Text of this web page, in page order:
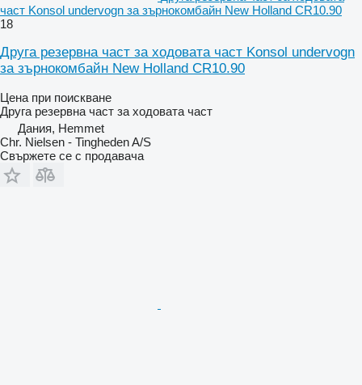
част Konsol undervogn за зърнокомбайн New Holland CR10.90
18
Друга резервна част за ходовата част Konsol undervogn
за зърнокомбайн New Holland CR10.90
Цена при поискване
Друга резервна част за ходовата част
Дания, Hemmet
Chr. Nielsen - Tingheden A/S
Свържете се с продавача